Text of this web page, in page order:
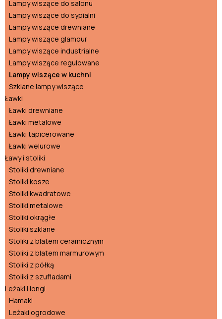
Lampy wiszące do salonu
Lampy wiszące do sypialni
Lampy wiszące drewniane
Lampy wiszące glamour
Lampy wiszące industrialne
Lampy wiszące regulowane
Lampy wiszące w kuchni
Szklane lampy wiszące
Ławki
Ławki drewniane
Ławki metalowe
Ławki tapicerowane
Ławki welurowe
Ławy i stoliki
Stoliki drewniane
Stoliki kosze
Stoliki kwadratowe
Stoliki metalowe
Stoliki okrągłe
Stoliki szklane
Stoliki z blatem ceramicznym
Stoliki z blatem marmurowym
Stoliki z półką
Stoliki z szufladami
Leżaki i longi
Hamaki
Leżaki ogrodowe